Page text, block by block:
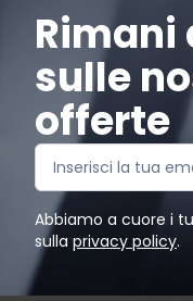
Rimani
sulle
offerte
Abbiamo a cuore i
sulla privacy policy.